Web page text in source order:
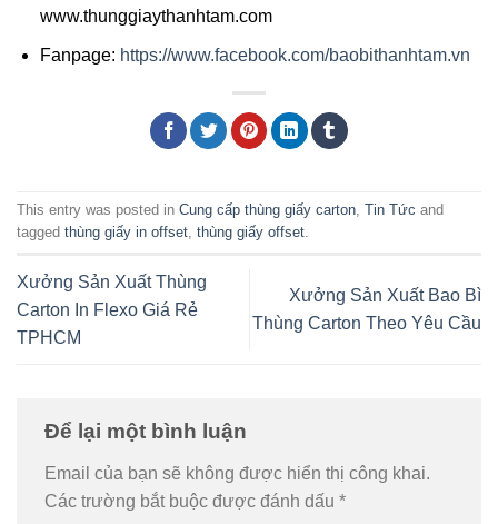
www.thunggiaythanhtam.com
Fanpage: https://www.facebook.com/baobithanhtam.vn
This entry was posted in Cung cấp thùng giấy carton Tin Tức and
tagged thùng giấy in offset thùng giấy offset
Xưởng Sản Xuất Thùng
Carton In Flexo Giá Rẻ
TPHCM
Xưởng Sản Xuất Bao Bì
Thùng Carton Theo Yêu Cầu
Để lại một bình luận
Email của bạn sẽ không được hiển thị công khai.
Các trường bắt buộc được đánh dấu *